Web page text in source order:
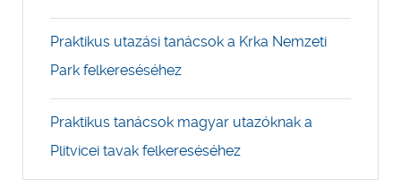
Praktikus utazási tanácsok a Krka Nemzeti
Park felkereséséhez
Praktikus tanácsok magyar utazóknak a
Plitvicei tavak felkereséséhez